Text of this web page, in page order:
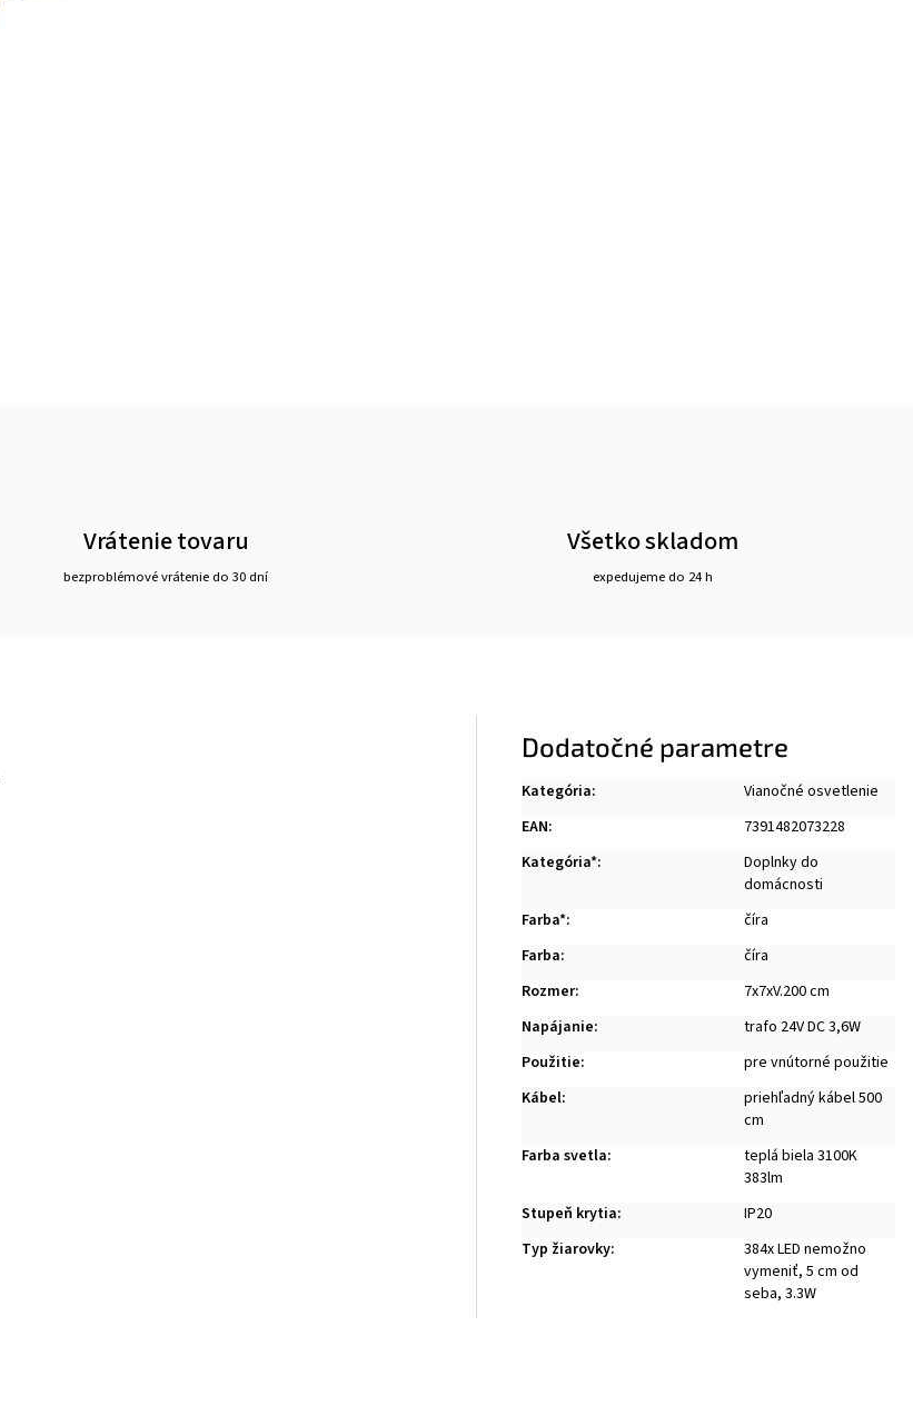
Vrátenie tovaru
bezproblémové vrátenie do 30 dní
Všetko skladom
expedujeme do 24 h
Dodatočné parametre
Kategória:
Vianočné osvetlenie
EAN:
7391482073228
Kategória*:
Doplnky do
domácnosti
Farba*:
číra
Farba:
číra
Rozmer:
7x7xV.200 cm
Napájanie:
trafo 24V DC 3,6W
Použitie:
pre vnútorné použitie
Kábel:
priehľadný kábel 500
cm
Farba svetla:
teplá biela 3100K
383lm
Stupeň krytia:
IP20
Typ žiarovky:
384x LED nemožno
vymeniť, 5 cm od
seba, 3.3W